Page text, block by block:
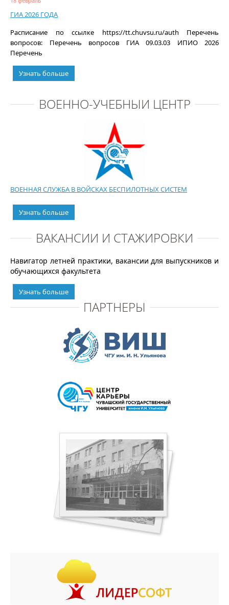
ГИА 2026 ГОДА
Расписание по ссылке https://tt.chuvsu.ru/auth Перечень
вопросов: Перечень вопросов ГИА 09.03.03 ИПИО 2026
Перечень
Узнать больше
ВОЕННО-УЧЕБНЫЙ ЦЕНТР
ВОЕННАЯ СЛУЖБА В ВОЙСКАХ БЕСПИЛОТНЫХ СИСТЕМ
Узнать больше
ВАКАНСИИ И СТАЖИРОВКИ
Навигатор летней практики, вакансии для выпускников и
обучающихся факультета
Узнать больше
ПАРТНЕРЫ